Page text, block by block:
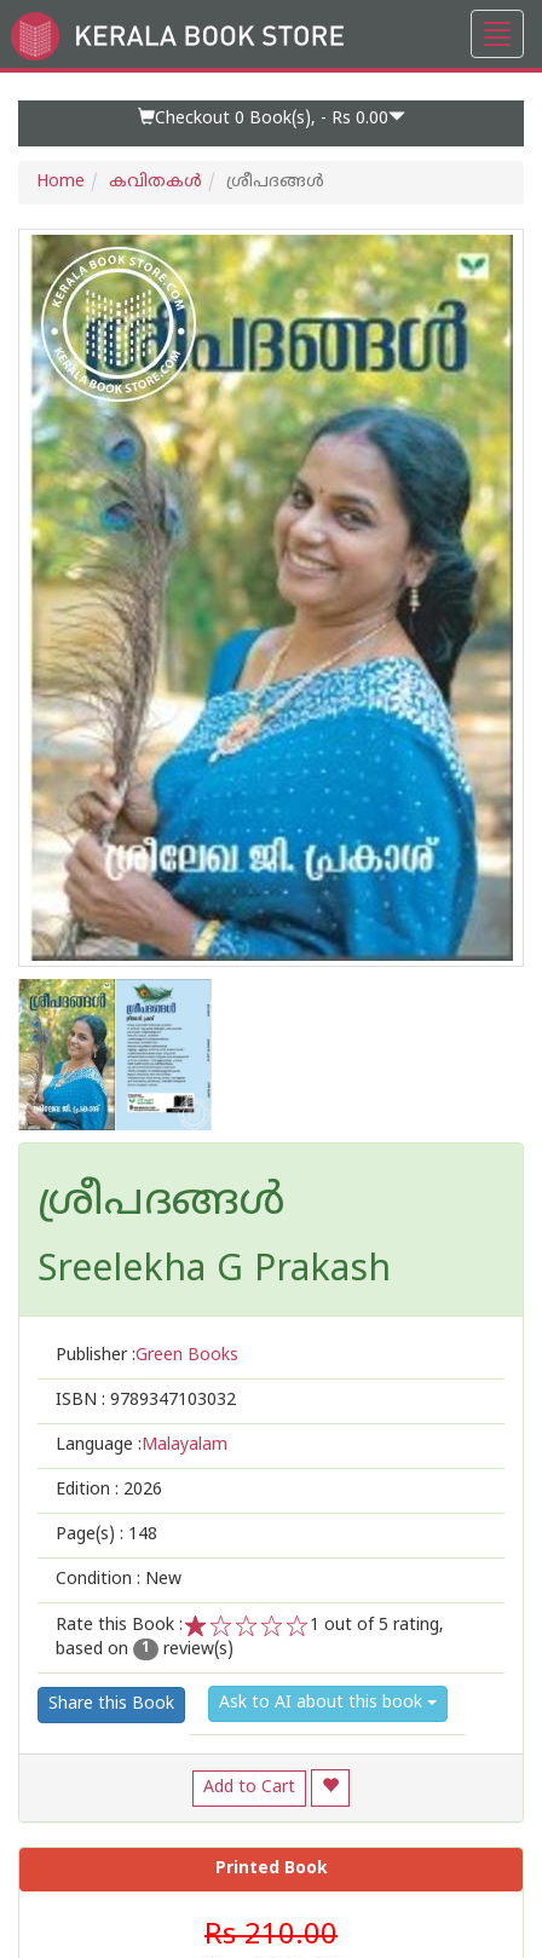
Go
to
Checkout 0 Book(s), - Rs 0.00
Home കവിതകള്‍ ശ്രീപദങ്ങൾ
ശ്രീപദങ്ങൾ
Sreelekha G Prakash
Publisher :Green Books
ISBN : 9789347103032
Language :Malayalam
Edition : 2026
Page(s) : 148
Condition : New
Rate this Book :
2
1
1 out of 5 rating,
based on
1 review(s)
Share this Book Ask to AI about this book
Add to Cart
Printed Book
Rs 210.00